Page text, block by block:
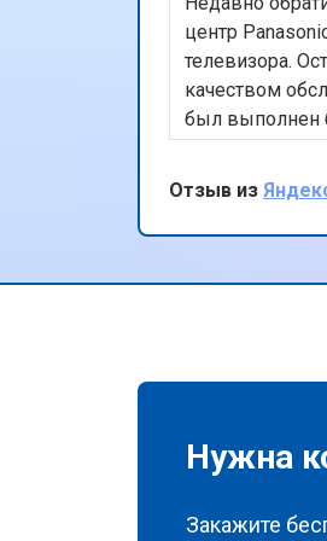
Замена Wi-Fi
Ремонт цепи
Замена USB
Замена
Замена
Замена
центр
телевизора.
качеством
был выполнен
а
запчастей
порадовала
Отзыв из
Нужна
Закажите